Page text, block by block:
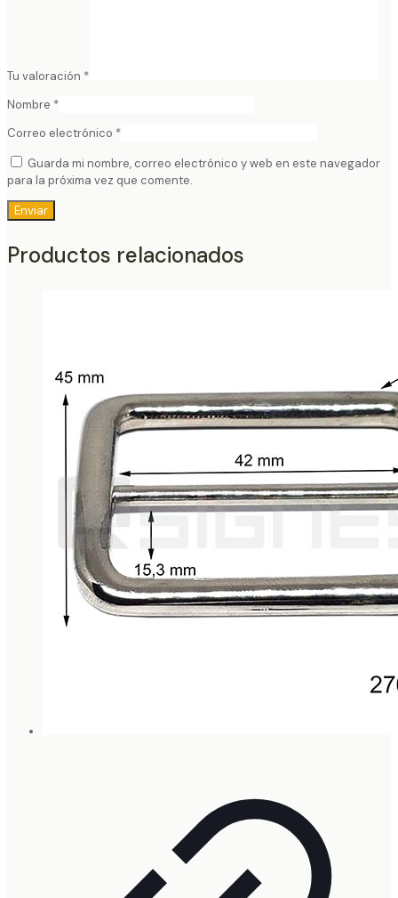
Tu valoración *
Nombre *
Correo electrónico *
Guarda mi nombre, correo electrónico y web en este navegador
para la próxima vez que comente.
Productos relacionados